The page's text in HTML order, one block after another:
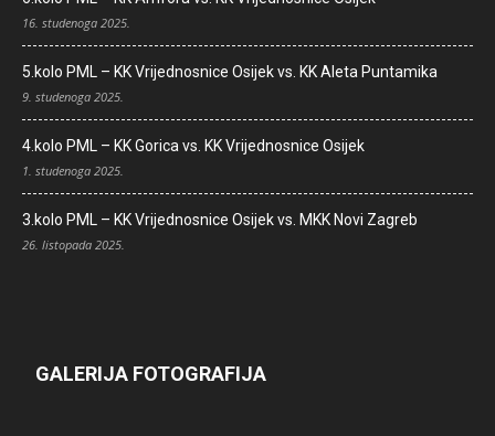
16. studenoga 2025.
5.kolo PML – KK Vrijednosnice Osijek vs. KK Aleta Puntamika
9. studenoga 2025.
4.kolo PML – KK Gorica vs. KK Vrijednosnice Osijek
1. studenoga 2025.
3.kolo PML – KK Vrijednosnice Osijek vs. MKK Novi Zagreb
26. listopada 2025.
GALERIJA FOTOGRAFIJA